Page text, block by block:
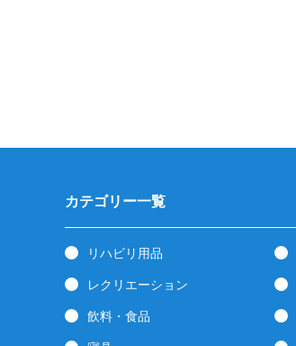
カテゴリー一覧
リハビリ用品
レクリエーション
飲料・食品